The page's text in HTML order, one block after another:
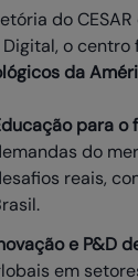
do
Digital, o
da
para o
do
reais,
e P&D
em